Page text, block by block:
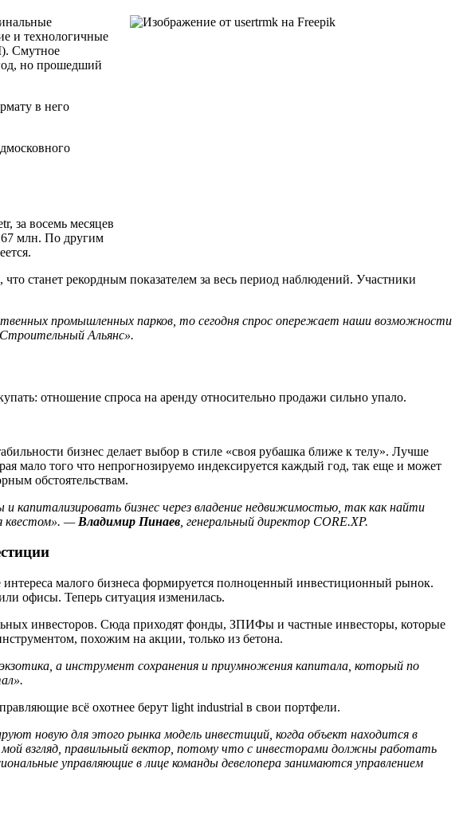
и технологичные
Смутное
но прошедший
в него
за восемь месяцев
млн. По другим
станет рекордным показателем за весь период наблюдений. Участники
промышленных парков, то сегодня спрос опережает наши возможности
Альянс».
отношение спроса на аренду относительно продажи сильно упало.
бизнес делает выбор в стиле «своя рубашка ближе к телу». Лучше
мало того что непрогнозируемо индексируется каждый год, так еще и может
обстоятельствам.
и капитализировать бизнес через владение недвижимостью, таккакнайти
квестом». — Владимир Пинаев генеральный директор CORE.XP.
интереса малого бизнеса формируется полноценный инвестиционный рынок.
офисы. Теперь ситуация изменилась.
инвесторов. Сюда приходят фонды, ЗПИФы и частные инвесторы, которые
похожим на акции, только из бетона.
экзотика, а инструмент сохранения и приумножения капитала, который по
всё охотнее берут light industrial в свои портфели.
новую для этого рынка модель инвестиций, когда объект находится в
мой взгляд, правильный вектор, потому что с инвесторами должны работать
управляющие в лице команды девелоперазанимаются управлением